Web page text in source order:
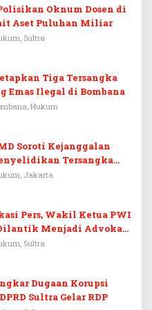
Oknum Dosen di
Aset Puluhan Miliar
Sultra
Tiga Tersangka
Emas Ilegal di Bombana
Hukum
Soroti Kejanggalan
Tersangka
Jakarta
Pers, Wakil Ketua PWI
Menjadi Advokat
Sultra
Dugaan Korupsi
Sultra Gelar RDP